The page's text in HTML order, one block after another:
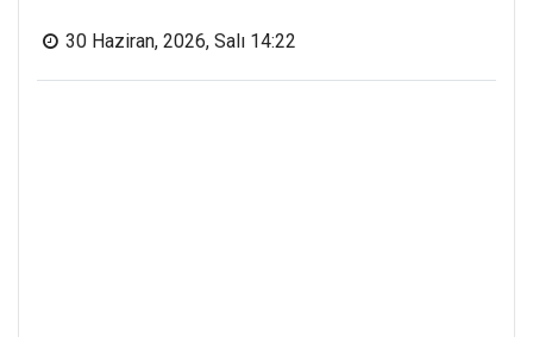
30 Haziran, 2026, Salı 14:22